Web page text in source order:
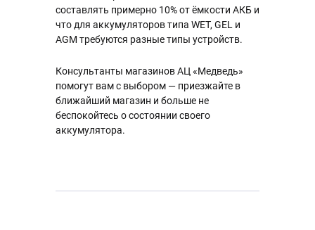
составлять примерно 10% от ёмкости АКБ и
что для аккумуляторов типа WET, GEL и
AGM требуются разные типы устройств.
Консультанты магазинов АЦ «Медведь»
помогут вам с выбором — приезжайте в
ближайший магазин и больше не
беспокойтесь о состоянии своего
аккумулятора.